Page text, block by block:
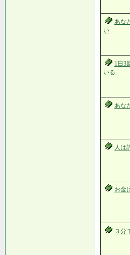
あな
い
1日3
いる
あな
人は
お金
３分